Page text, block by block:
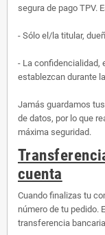
segura de pago TPV.
- Sólo el/la titular,
- La confidencialidad,
establezcan durante
Jamás guardamos
de datos, por lo que
máxima seguridad.
cuenta
Cuando finalizas tu
número de tu pedido.
transferencia